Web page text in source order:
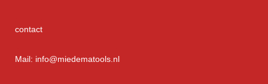
contact
Mail: info@miedematools.nl